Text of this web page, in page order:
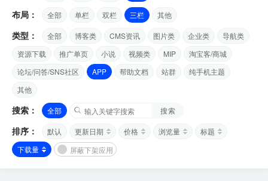
布局： 全部 单栏 双栏 三栏 其他
类型： 全部 博客类 CMS资讯 图片类 企业类
导航类
资源下载
推广单页 小说 视频类 MIP
淘宝客/商城
论坛/问答/SNS社区
APP 帮助文档 站群
纯手机主题
其他
搜索： 全部 搜索
排序： 默认 更新日期 价格 浏览量
标题
下载量
屏蔽下架应用